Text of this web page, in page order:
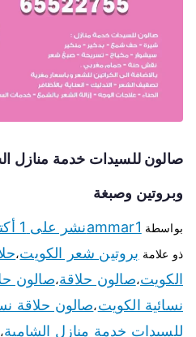
وبروتين وصبغة
بواسطة ammar1نشر على 1 أكتوبر، 2020
ذو علامة بروتين شعر الكويت،
الكويت،صالون حلاقة،صالون
نسائية الكويت،صالون حلاقة
للسيدات خدمة منازل الشامية،